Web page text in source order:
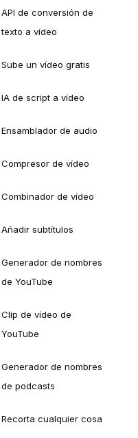
API de conversión de
texto a vídeo
Sube un vídeo gratis
IA de script a vídeo
Ensamblador de audio
Compresor de vídeo
Combinador de vídeo
Añadir subtítulos
Generador de nombres
de YouTube
Clip de vídeo de
YouTube
Generador de nombres
de podcasts
Recorta cualquier cosa